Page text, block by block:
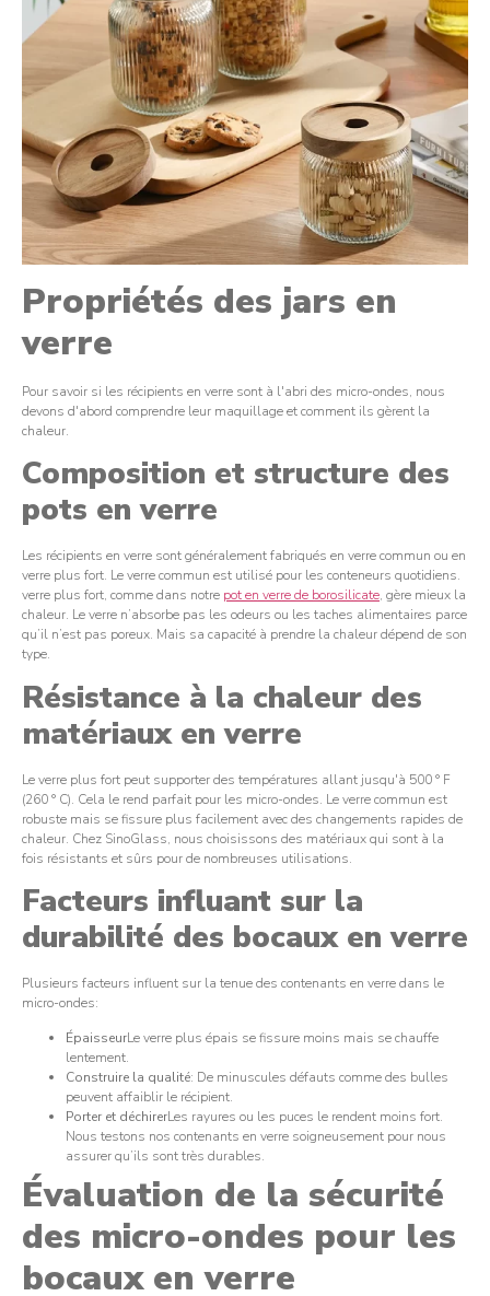
Propriétés des jars en
verre
Pour savoir si les récipients en verre sont à l'abri des micro-ondes, nous
devons d'abord comprendre leur maquillage et comment ils gèrent la
chaleur.
Composition et structure des
pots en verre
Les récipients en verre sont généralement fabriqués en verre commun ou en
verre plus fort. Le verre commun est utilisé pour les conteneurs quotidiens.
verre plus fort, comme dans notre pot en verre de borosilicate, gère mieux la
chaleur. Le verre n’absorbe pas les odeurs ou les taches alimentaires parce
qu’il n’est pas poreux. Mais sa capacité à prendre la chaleur dépend de son
type.
Résistance à la chaleur des
matériaux en verre
Le verre plus fort peut supporter des températures allant jusqu'à 500 ° F
(260 ° C). Cela le rend parfait pour les micro-ondes. Le verre commun est
robuste mais se fissure plus facilement avec des changements rapides de
chaleur. Chez SinoGlass, nous choisissons des matériaux qui sont à la
fois résistants et sûrs pour de nombreuses utilisations.
Facteurs influant sur la
durabilité des bocaux en verre
Plusieurs facteurs influent sur la tenue des contenants en verre dans le
micro-ondes:
ÉpaisseurLe verre plus épais se fissure moins mais se chauffe
lentement.
Construire la qualité: De minuscules défauts comme des bulles
peuvent affaiblir le récipient.
Porter et déchirerLes rayures ou les puces le rendent moins fort.
Nous testons nos contenants en verre soigneusement pour nous
assurer qu’ils sont très durables.
Évaluation de la sécurité
des micro-ondes pour les
bocaux en verre